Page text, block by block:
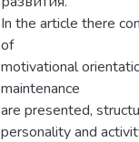
In the article there
of
motivational
maintenance
are presented,
personality and